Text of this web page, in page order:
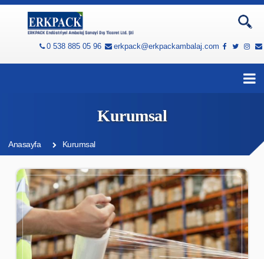
0 538 885 05 96 erkpack@erkpackambalaj.com
Kurumsal
Anasayfa Kurumsal